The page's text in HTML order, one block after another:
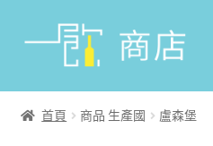
首頁
首頁 商品 生產國 盧森堡